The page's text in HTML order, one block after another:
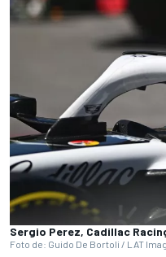
Sergio Perez, Cadillac
Foto de: Guido De Bortoli / LAT